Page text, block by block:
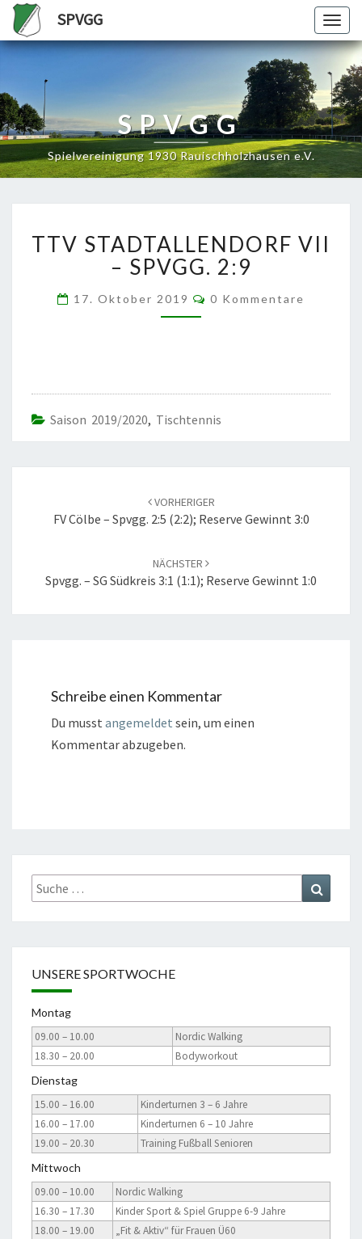
SPVGG
SPVGG
Spielvereinigung 1930 Rauischholzhausen e.V.
STADTALLENDORF
VII
–
SPVGG.
2:9
TTV STADTALLENDORF VII
– SPVGG. 2:9
17. Oktober 2019 Kommentare
0 Kommentare
Saison 2019/2020, Tischtennis
VORHERIGER
FV Cölbe – Spvgg. 2:5 (2:2); Reserve Gewinnt 3:0
NÄCHSTER
Spvgg. – SG Südkreis 3:1 (1:1); Reserve Gewinnt 1:0
Schreibe einen Kommentar
Du musst angemeldet sein, um einen
Kommentar abzugeben.
Suche
nach:
UNSERE SPORTWOCHE
Montag
09.00 – 10.00
Nordic Walking
18.30 – 20.00
Bodyworkout
Dienstag
15.00 – 16.00
Kinderturnen 3 – 6 Jahre
16.00 – 17.00
Kinderturnen 6 – 10 Jahre
19.00 – 20.30
Training Fußball Senioren
Mittwoch
09.00 – 10.00
Nordic Walking
16.30 – 17.30
Kinder Sport & Spiel Gruppe 6-9 Jahre
18.00 – 19.00
„Fit & Aktiv“ für Frauen Ü60